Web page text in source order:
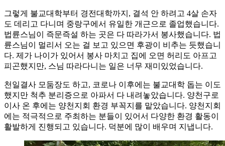
그렇게 불교대학부터 경전대학까지, 결석 안 하려고 4살 손자
도 데리고 다니며 중랑구에서 유일한 개근으로 졸업했습니다.
법륜스님이 즉문즉설 하는 곳은 다 따라가서 봉사했습니다. 법
륜스님이 멀리서 오는 걸 보고 있으면 후광이 비추는 듯했습니
다. 제가 나이가 있어서 봉사 마치고 집에 오면 허리도 아프고
피곤했지만, 스님 따라다니는 일은 너무 재미있었습니다.
천일결사 모둠장도 하고, 코로나 이후에는 불교대학 돕는 이도
했지만 척추 분리증으로 아파서 다 내려놓았습니다. 양천구로
이사 온 후에는 양천지회 환경 부꼭지를 맡았습니다. 양천지회
에는 적극적으로 주최하는 분들이 있어서 다양한 환경 활동이
활발하게 진행되고 있습니다. 덕분에 많이 배우며 지냅니다.